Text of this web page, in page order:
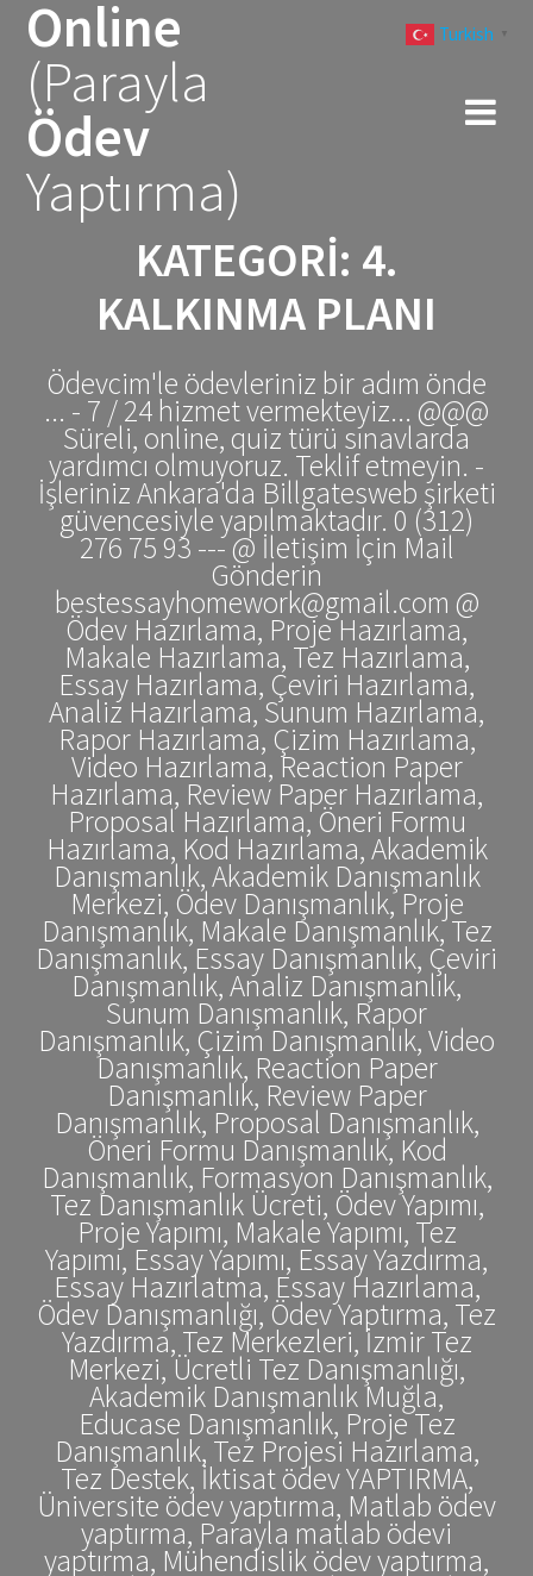
Online
(Parayla
Ödev
Yaptırma)
KATEGORI: 4.
KALKINMA PLANI
Ödevcim'le ödevleriniz bir adım önde
... - 7 / 24 hizmet vermekteyiz... @@@
Süreli, online, quiz türü sınavlarda
yardımcı olmuyoruz. Teklif etmeyin. -
İşleriniz Ankara'da Billgatesweb şirketi
güvencesiyle yapılmaktadır. 0 (312)
276 75 93 --- @ İletişim İçin Mail
Gönderin
bestessayhomework@gmail.com @
Ödev Hazırlama, Proje Hazırlama,
Makale Hazırlama, Tez Hazırlama,
Essay Hazırlama, Çeviri Hazırlama,
Analiz Hazırlama, Sunum Hazırlama,
Rapor Hazırlama, Çizim Hazırlama,
Video Hazırlama, Reaction Paper
Hazırlama, Review Paper Hazırlama,
Proposal Hazırlama, Öneri Formu
Hazırlama, Kod Hazırlama, Akademik
Danışmanlık, Akademik Danışmanlık
Merkezi, Ödev Danışmanlık, Proje
Danışmanlık, Makale Danışmanlık, Tez
Danışmanlık, Essay Danışmanlık, Çeviri
Danışmanlık, Analiz Danışmanlık,
Sunum Danışmanlık, Rapor
Danışmanlık, Çizim Danışmanlık, Video
Danışmanlık, Reaction Paper
Danışmanlık, Review Paper
Danışmanlık, Proposal Danışmanlık,
Öneri Formu Danışmanlık, Kod
Danışmanlık, Formasyon Danışmanlık,
Tez Danışmanlık Ücreti, Ödev Yapımı,
Proje Yapımı, Makale Yapımı, Tez
Yapımı, Essay Yapımı, Essay Yazdırma,
Essay Hazırlatma, Essay Hazırlama,
Ödev Danışmanlığı, Ödev Yaptırma, Tez
Yazdırma, Tez Merkezleri, İzmir Tez
Merkezi, Ücretli Tez Danışmanlığı,
Akademik Danışmanlık Muğla,
Educase Danışmanlık, Proje Tez
Danışmanlık, Tez Projesi Hazırlama,
Tez Destek, İktisat ödev YAPTIRMA,
Üniversite ödev yaptırma, Matlab ödev
yaptırma, Parayla matlab ödevi
yaptırma, Mühendislik ödev yaptırma,
Turkish ▼